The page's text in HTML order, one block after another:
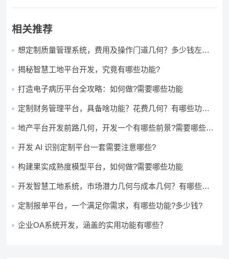
相关推荐
想定制质量管理系统，费用及操作门道几何？多少钱左右
揭秘智慧工地平台开发，究竟有哪些功能?
打造电子病历平台全攻略：如何做?需要哪些功能
定制财务管理平台，具备啥功能？花费几何？有哪些功能?
地产平台开发前路几何，开发一个有哪些前景?需要哪些费
开发 AI 识别定制平台一套需要注意哪些?
构建果实成熟度模型平台，如何做?需要哪些功能
开发智慧工地系统，市场潜力几何与成本几何？有哪些前
定制报单平台，一个满足你需求，有哪些功能?多少钱?
企业OA系统开发，涵盖的实用功能有哪些？